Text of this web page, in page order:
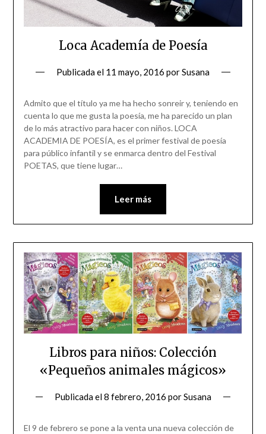
Loca Academía de Poesía
Publicada el 11 mayo, 2016 porSusana
Admito que el título ya me ha hecho sonreir y, teniendo en
cuenta lo que me gusta la poesía, me ha parecido un plan
de lo más atractivo para hacer con niños. LOCA
ACADEMIA DE POESÍA, es el primer festival de poesía
para público infantil y se enmarca dentro del Festival
POETAS, que tiene lugar…
Leer más
Libros para niños: Colección
«Pequeños animales mágicos»
Publicada el8 febrero, 2016 porSusana
El 9 de febrero se pone a la venta una nueva colección de